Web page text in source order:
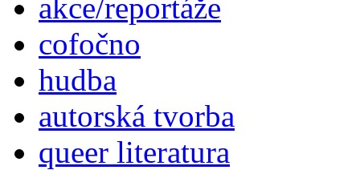
akce/reportáže
cofočno
hudba
autorská tvorba
queer literatura